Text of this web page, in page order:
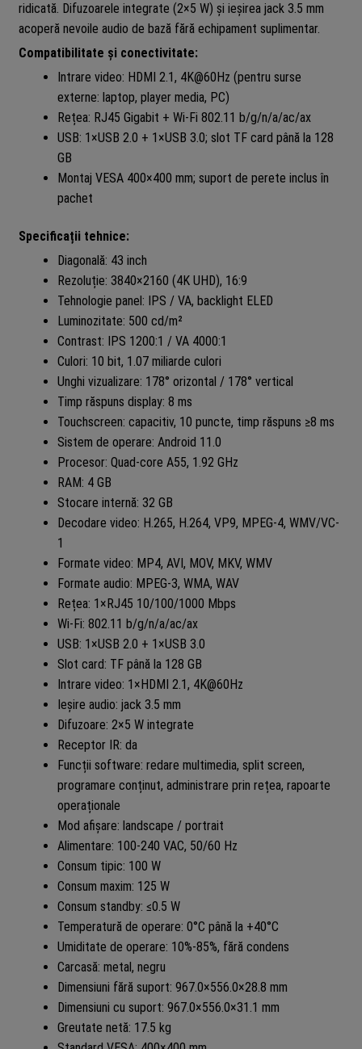
ridicată. Difuzoarele integrate (2×5 W) și ieșirea jack 3.5 mm
acoperă nevoile audio de bază fără echipament suplimentar.
Compatibilitate și conectivitate:
Intrare video: HDMI 2.1, 4K@60Hz (pentru surse
externe: laptop, player media, PC)
Rețea: RJ45 Gigabit + Wi-Fi 802.11 b/g/n/a/ac/ax
USB: 1×USB 2.0 + 1×USB 3.0; slot TF card până la 128
GB
Montaj VESA 400×400 mm; suport de perete inclus în
pachet
Specificații tehnice:
Diagonală: 43 inch
Rezoluție: 3840×2160 (4K UHD), 16:9
Tehnologie panel: IPS / VA, backlight ELED
Luminozitate: 500 cd/m²
Contrast: IPS 1200:1 / VA 4000:1
Culori: 10 bit, 1.07 miliarde culori
Unghi vizualizare: 178° orizontal / 178° vertical
Timp răspuns display: 8 ms
Touchscreen: capacitiv, 10 puncte, timp răspuns ≥8 ms
Sistem de operare: Android 11.0
Procesor: Quad-core A55, 1.92 GHz
RAM: 4 GB
Stocare internă: 32 GB
Decodare video: H.265, H.264, VP9, MPEG-4, WMV/VC-
1
Formate video: MP4, AVI, MOV, MKV, WMV
Formate audio: MPEG-3, WMA, WAV
Rețea: 1×RJ45 10/100/1000 Mbps
Wi-Fi: 802.11 b/g/n/a/ac/ax
USB: 1×USB 2.0 + 1×USB 3.0
Slot card: TF până la 128 GB
Intrare video: 1×HDMI 2.1, 4K@60Hz
Ieșire audio: jack 3.5 mm
Difuzoare: 2×5 W integrate
Receptor IR: da
Funcții software: redare multimedia, split screen,
programare conținut, administrare prin rețea, rapoarte
operaționale
Mod afișare: landscape / portrait
Alimentare: 100-240 VAC, 50/60 Hz
Consum tipic: 100 W
Consum maxim: 125 W
Consum standby: ≤0.5 W
Temperatură de operare: 0°C până la +40°C
Umiditate de operare: 10%-85%, fără condens
Carcasă: metal, negru
Dimensiuni fără suport: 967.0×556.0×28.8 mm
Dimensiuni cu suport: 967.0×556.0×31.1 mm
Greutate netă: 17.5 kg